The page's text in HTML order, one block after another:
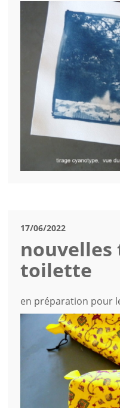
17/06/2022
nouvelles
toilette
en préparation pour